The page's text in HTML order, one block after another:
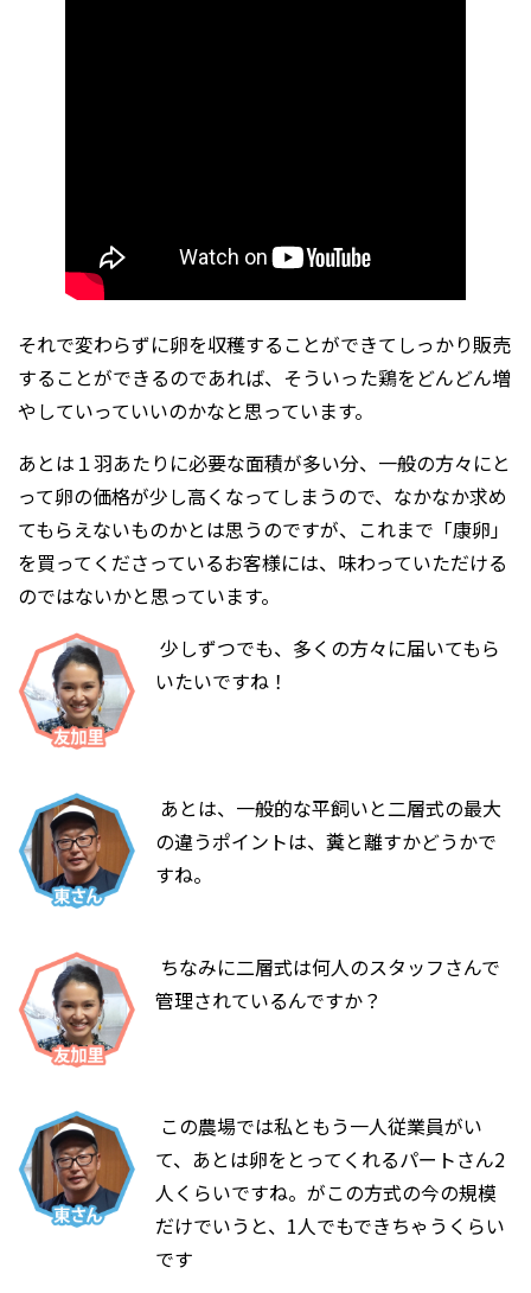
それで変わらずに卵を収穫することができてしっかり販売
することができるのであれば、そういった鶏をどんどん増
やしていっていいのかなと思っています。
あとは１羽あたりに必要な面積が多い分、一般の方々にと
って卵の価格が少し高くなってしまうので、なかなか求め
てもらえないものかとは思うのですが、これまで「康卵」
を買ってくださっているお客様には、味わっていただける
のではないかと思っています。
少しずつでも、多くの方々に届いてもら
いたいですね！
あとは、一般的な平飼いと二層式の最大
の違うポイントは、糞と離すかどうかで
すね。
ちなみに二層式は何人のスタッフさんで
管理されているんですか？
この農場では私ともう一人従業員がい
て、あとは卵をとってくれるパートさん2
人くらいですね。がこの方式の今の規模
だけでいうと、1人でもできちゃうくらい
です